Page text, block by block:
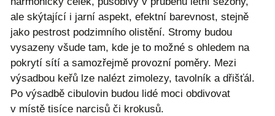
ale skýtající i jarní aspekt, efektní barevnost, stejně
jako pestrost podzimního olistění. Stromy budou
vysazeny všude tam, kde je to možné s ohledem na
pokrytí sítí a samozřejmě provozní poměry. Mezi
výsadbou keřů lze nalézt zimolezy, tavolník a dřišťál.
Po výsadbě cibulovin budou lidé moci obdivovat
v místě tisíce narcisů či krokusů.